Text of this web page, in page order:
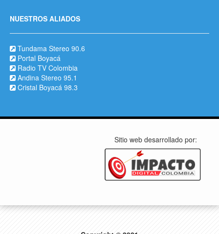
NUESTROS ALIADOS
Tundama Stereo 90.6
Portal Boyacá
Radio TV Colombia
Andina Stereo 95.1
Cristal Boyacá 98.3
Sitio web desarrollado por: